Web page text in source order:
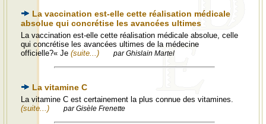
La vaccination est-elle cette réalisation médicale
absolue qui concrétise les avancées ultimes
La vaccination est-elle cette réalisation médicale absolue, celle
qui concrétise les avancées ultimes de la médecine
officielle?« Je (suite...) par Ghislain Martel
La vitamine C
La vitamine C est certainement la plus connue des vitamines.
(suite...)
par Gisèle Frenette